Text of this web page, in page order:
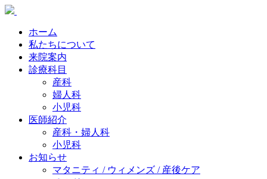
ホーム
私たちについて
来院案内
診療科目
産科
婦人科
小児科
医師紹介
産科・婦人科
小児科
お知らせ
マタニティ / ウィメンズ / 産後ケア